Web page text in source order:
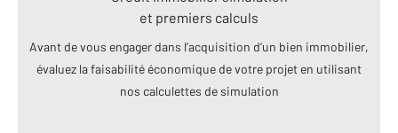
et premiers calculs
Avant de vous engager dans l’acquisition d’un bien immobilier,
évaluez la faisabilité économique de votre projet en utilisant
nos calculettes de simulation